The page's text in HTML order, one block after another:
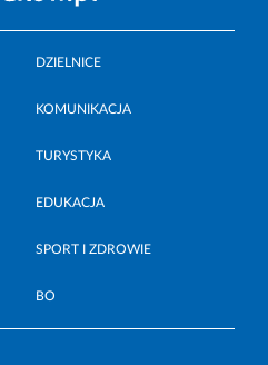
DZIELNICE
KOMUNIKACJA
TURYSTYKA
EDUKACJA
SPORT I ZDROWIE
BO